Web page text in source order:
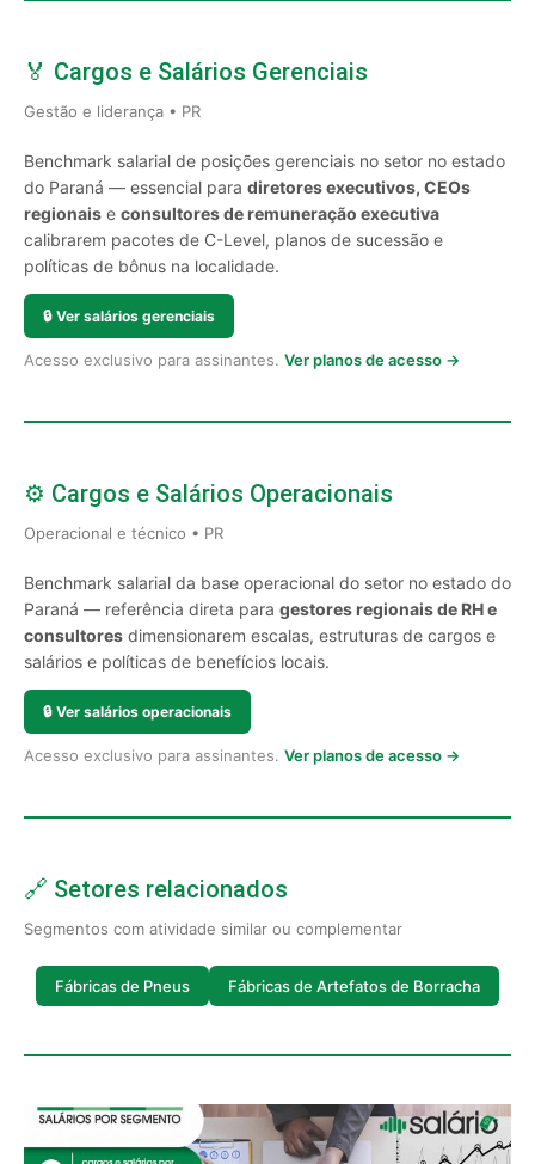
🏅 Cargos e Salários Gerenciais
Gestão e liderança • PR
Benchmark salarial de posições gerenciais no setor no estado
do Paraná — essencial para diretores executivos, CEOs
regionais e consultores de remuneração executiva
calibrarem pacotes de C-Level, planos de sucessão e
políticas de bônus na localidade.
🔒 Ver salários gerenciais
Acesso exclusivo para assinantes. Ver planos de acesso →
⚙️ Cargos e Salários Operacionais
Operacional e técnico • PR
Benchmark salarial da base operacional do setor no estado do
Paraná — referência direta para gestores regionais de RH e
consultores dimensionarem escalas, estruturas de cargos e
salários e políticas de benefícios locais.
🔒 Ver salários operacionais
Acesso exclusivo para assinantes. Ver planos de acesso →
🔗 Setores relacionados
Segmentos com atividade similar ou complementar
Fábricas de Pneus Fábricas de Artefatos de Borracha